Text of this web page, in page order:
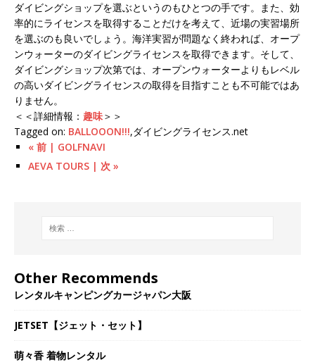
ダイビングショップを選ぶというのもひとつの手です。また、効
率的にライセンスを取得することだけを考えて、近場の実習場所
を選ぶのも良いでしょう。海洋実習が問題なく終われば、オープ
ンウォーターのダイビングライセンスを取得できます。そして、
ダイビングショップ次第では、オープンウォーターよりもレベル
の高いダイビングライセンスの取得を目指すことも不可能ではあ
りません。
＜＜詳細情報： 趣味＞＞
Tagged on: BALLOOON!!!,ダイビングライセンス.net
« 前 | GOLFNAVI
AEVA TOURS | 次 »
Other Recommends
レンタルキャンピングカージャパン大阪
JETSET【ジェット・セット】
萌々香 着物レンタル